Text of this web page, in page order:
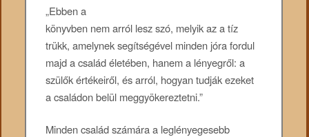
„Ebben a
könyvben nem arról lesz szó, melyik az a tíz
trükk, amelynek segítségével minden jóra fordul
majd a család életében, hanem a lényegről: a
szülők értékeiről, és arról, hogyan tudják ezeket
a családon belül meggyökereztetni.”
Minden család számára a leglényegesebb